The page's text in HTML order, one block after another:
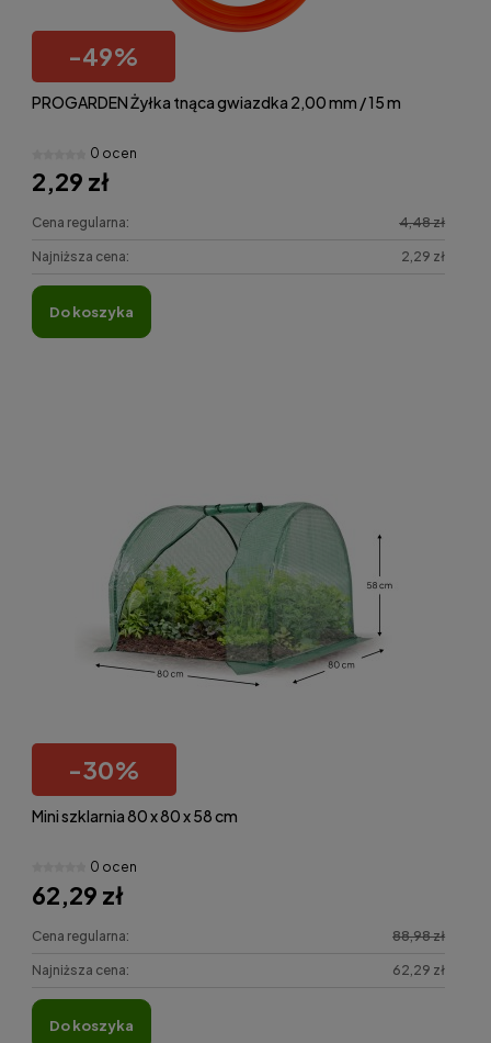
-49%
PROGARDEN Żyłka tnąca gwiazdka 2,00 mm / 15 m
0 ocen
2,29 zł
Cena regularna: 4,48 zł
Najniższa cena: 2,29 zł
do koszyka
-30%
Mini szklarnia 80 x 80 x 58 cm
0 ocen
62,29 zł
Cena regularna: 88,98 zł
Najniższa cena: 62,29 zł
do koszyka